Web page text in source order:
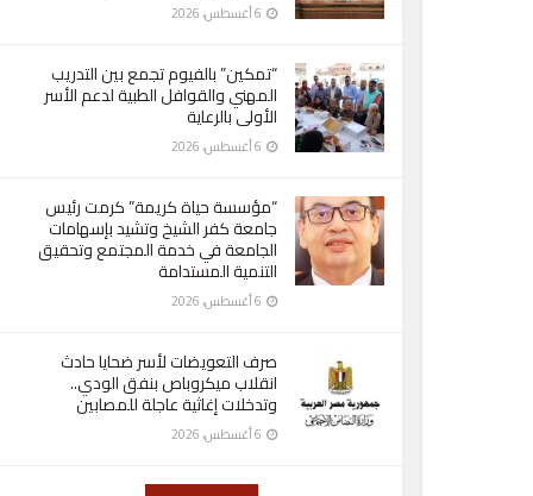
“تمكين” بالفيوم تجمع بين التدريب
المهني والقوافل الطبية لدعم الأسر
الأولى بالرعاية
“مؤسسة حياة كريمة” كرمت رئيس
جامعة كفر الشيخ وتشيد بإسهامات
الجامعة في خدمة المجتمع وتحقيق
التنمية المستدامة
صرف التعويضات لأسر ضحايا حادث
انقلاب ميكروباص بنفق الودي..
وتدخلات إغاثية عاجلة للمصابين